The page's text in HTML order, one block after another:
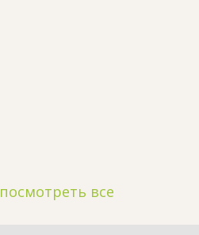
посмотреть все